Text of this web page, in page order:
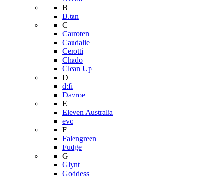
B
B.tan
C
Carroten
Caudalie
Cerotti
Chado
Clean Up
D
d:fi
Davroe
E
Eleven Australia
evo
F
Falengreen
Fudge
G
Glynt
Goddess